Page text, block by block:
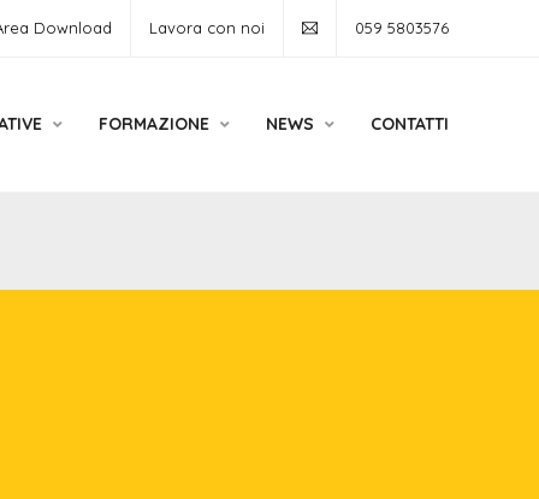
Download Lavora con noi 059 5803576
FORMAZIONE NEWS CONTATTI